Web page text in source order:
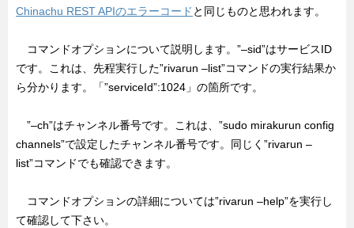
Chinachu REST APIのエラーコード と同じものと思われます。
コマンドオプションについて説明します。”–sid”はサービスID
です。これは、先程実行した”rivarun –list”コマンドの実行結果か
ら分かります。「”serviceId”:1024」の箇所です。
”–ch”はチャンネル番号です。これは、”sudo mirakurun config
channels”で設定したチャンネル番号です。同じく”rivarun –
list”コマンドでも確認できます。
コマンドオプションの詳細については”rivarun –help”を実行し
て確認して下さい。